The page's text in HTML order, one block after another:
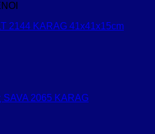
2144 KARAG 41x41x15cm